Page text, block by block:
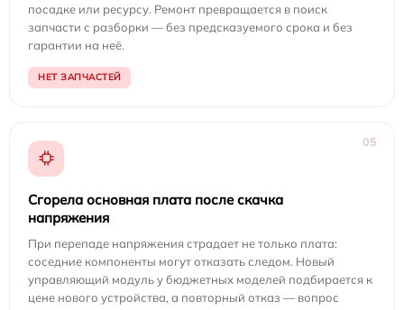
посадке или ресурсу. Ремонт превращается в поиск
запчасти с разборки — без предсказуемого срока и без
гарантии на неё.
НЕТ ЗАПЧАСТЕЙ
05
Сгорела основная плата после скачка
напряжения
При перепаде напряжения страдает не только плата:
соседние компоненты могут отказать следом. Новый
управляющий модуль у бюджетных моделей подбирается к
цене нового устройства, а повторный отказ — вопрос